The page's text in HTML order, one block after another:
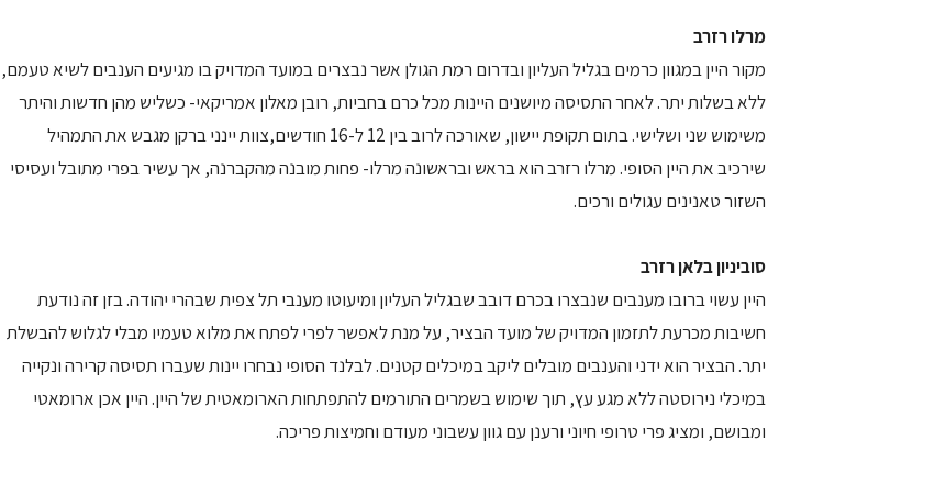
מרלו רזרב
מקור היין במגוון כרמים בגליל העליון ובדרום רמת הגולן אשר נבצרים במועד המדויק בו מגיעים הענבים לשיא טעמם,
ללא בשלות יתר. לאחר התסיסה מיושנים היינות מכל כרם בחביות, רובן מאלון אמריקאי- כשליש מהן חדשות והיתר
משימוש שני ושלישי. בתום תקופת יישון, שאורכה לרוב בין 12 ל-16 חודשים,צוות יינני ברקן מגבש את התמהיל
שירכיב את היין הסופי. מרלו רזרב הוא בראש ובראשונה מרלו- פחות מובנה מהקברנה, אך עשיר בפרי מתובל ועסיסי
השזור טאנינים עגולים ורכים.
סוביניון בלאן רזרב
היין עשוי ברובו מענבים שנבצרו בכרם דובב שבגליל העליון ומיעוטו מענבי תל צפית שבהרי יהודה. בזן זה נודעת
חשיבות מכרעת לתזמון המדויק של מועד הבציר, על מנת לאפשר לפרי לפתח את מלוא טעמיו מבלי לגלוש להבשלת
יתר. הבציר הוא ידני והענבים מובלים ליקב במיכלים קטנים. לבלנד הסופי נבחרו יינות שעברו תסיסה קרירה ונקייה
במיכלי נירוסטה ללא מגע עץ, תוך שימוש בשמרים התורמים להתפתחות הארומאטית של היין. היין אכן ארומאטי
ומבושם, ומציג פרי טרופי חיוני ורענן עם גוון עשבוני מעודם וחמיצות פריכה.